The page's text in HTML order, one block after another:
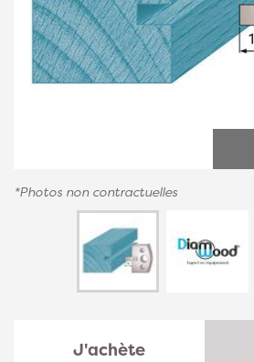
*Photos non contractuelles
J'achète